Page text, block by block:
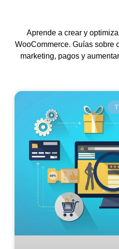
Aprende a crear y
WooCommerce. Guías sobre
marketing, pagos y